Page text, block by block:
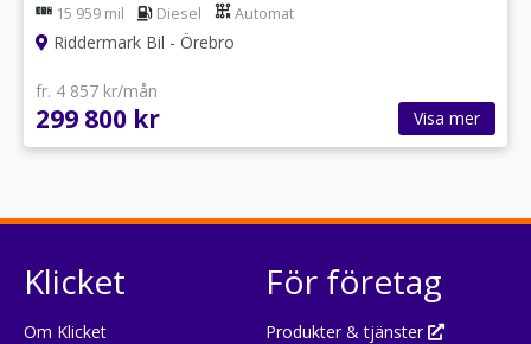
15 959 mil Diesel Automat
Riddermark Bil - Örebro
fr. 4 857 kr/mån
299 800 kr Visa mer
Klicket
Om Klicket
För företag
Produkter & tjänster